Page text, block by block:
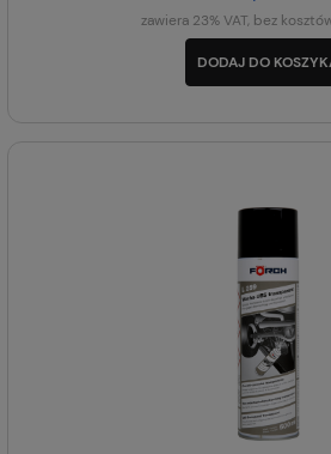
zawiera 23% VAT, bez
DODAJ DO